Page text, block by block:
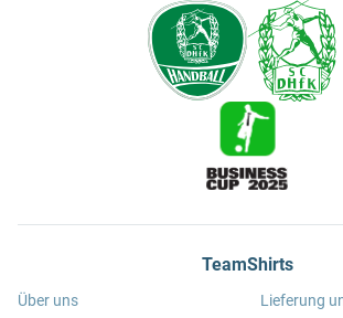
TeamShirts
Über uns
Lieferung